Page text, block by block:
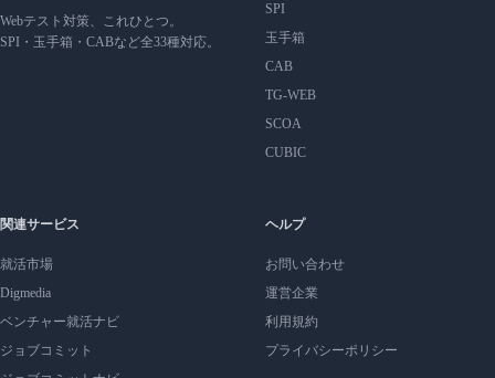
Webテスト対策、これひとつ。
SPI・玉手箱・CABなど全33種対応。
SPI
玉手箱
CAB
TG-WEB
SCOA
CUBIC
関連サービス
就活市場
Digmedia
ベンチャー就活ナビ
ジョブコミット
ヘルプ
お問い合わせ
運営企業
利用規約
プライバシーポリシー